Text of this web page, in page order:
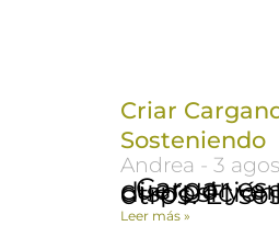
Criar
Sosteniendo
Andrea 3
Cargar es poner nuestro cuerpo y
Leer más »